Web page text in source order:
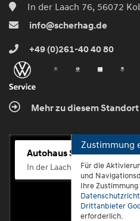
In der Laach 76, 56072
info@scherhag.de
+49 (0)261-40 40 80
Mehr zu diesem Standort
Autohaus Scherhag
In der Laach 76, 56072
Zustimmung
Für die
und
Ihre Zustimmung
Drittanbieter
erforderlich.